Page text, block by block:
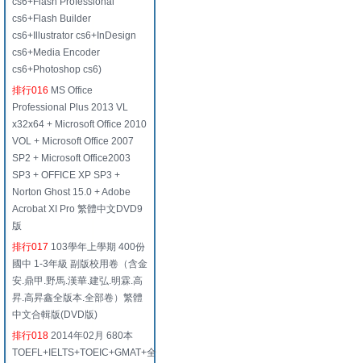
cs6+Flash Builder
cs6+Illustrator cs6+InDesign
cs6+Media Encoder
cs6+Photoshop cs6)
排行016 MS Office
Professional Plus 2013 VL
x32x64 + Microsoft Office 2010
VOL + Microsoft Office 2007
SP2 + Microsoft Office2003
SP3 + OFFICE XP SP3 +
Norton Ghost 15.0 + Adobe
Acrobat XI Pro 繁體中文DVD9
版
排行017 103學年上學期 400份
國中 1-3年級 副版校用卷（含金
安.鼎甲.野馬.漢華.建弘.明霖.高
昇.高昇鑫全版本.全部卷）繁體
中文合輯版(DVD版)
排行018 2014年02月 680本
TOEFL+IELTS+TOEIC+GMAT+全